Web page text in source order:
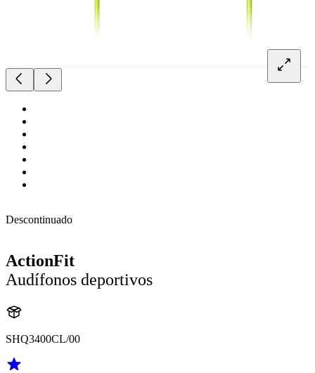
Descontinuado
ActionFit
Audífonos deportivos
SHQ3400CL/00